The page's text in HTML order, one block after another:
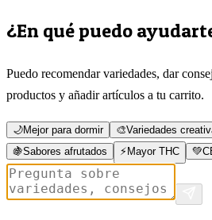
¿En qué puedo
Puedo recomendar variedades, dar
productos y añadir artículos a tu carrito.
🌙Mejor para dormir 🎨Variedades
🍇Sabores afrutados ⚡Mayor THC 💚